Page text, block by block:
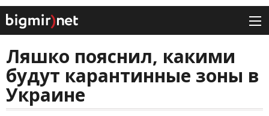
Ляшко пояснил, какими
будут карантинные зоны в
Украине